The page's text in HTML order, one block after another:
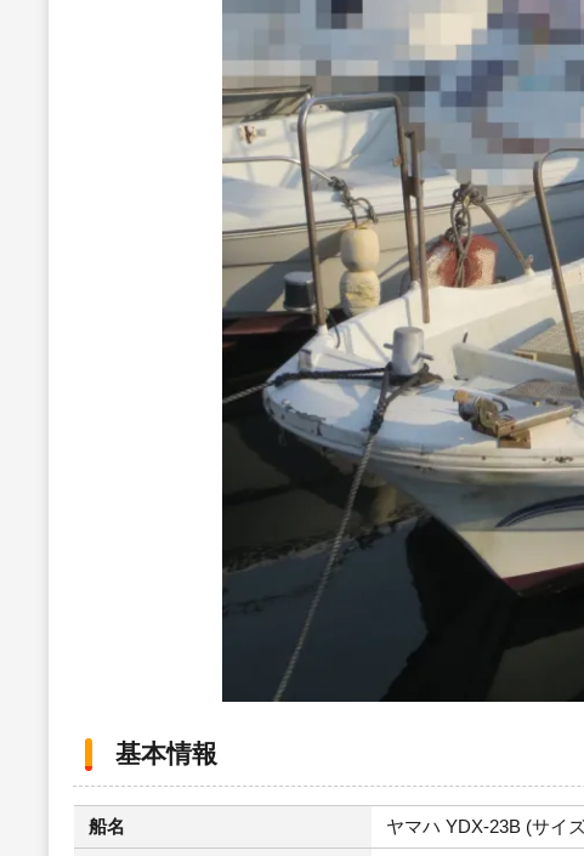
基本情報
船名 ヤマハ YDX-23B (サイ